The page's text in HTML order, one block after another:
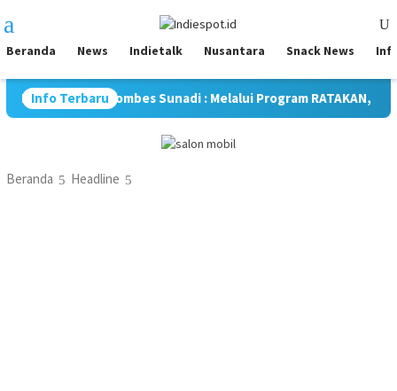
ke
konten
Mobile
Beranda News Indietalk Nusantara Snack News
Info Terbaru
Kombes Sunadi : Melalui Program RATAKAN, Kami
Beranda Headline